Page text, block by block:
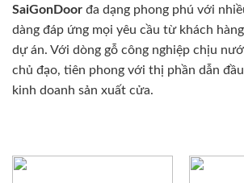
SaiGonDoor đa dạng phong phú với
dàng đáp ứng mọi yêu cầu từ khách
dự án. Với dòng gỗ công nghiệp chịu
chủ đạo, tiên phong với thị phần dẫn
kinh doanh sản xuất cửa.